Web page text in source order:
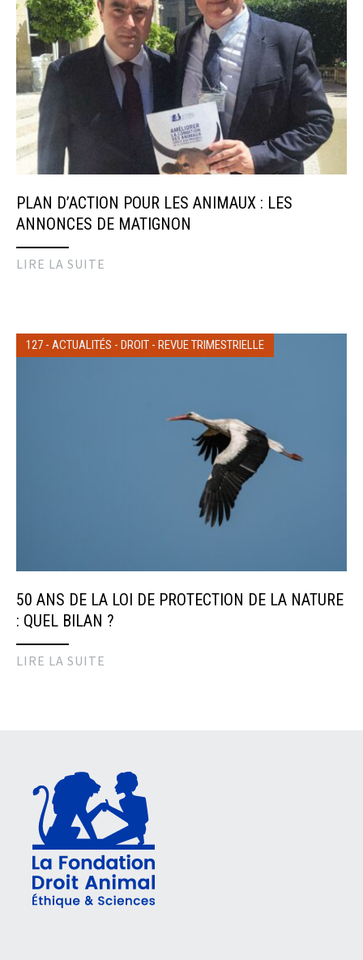
PLAN D’ACTION POUR LES ANIMAUX : LES
ANNONCES DE MATIGNON
LIRE LA SUITE
127 - ACTUALITÉS - DROIT - REVUE TRIMESTRIELLE
50 ANS DE LA LOI DE PROTECTION DE LA NATURE
: QUEL BILAN ?
LIRE LA SUITE